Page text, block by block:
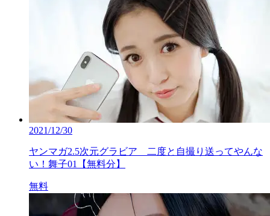
2021/12/30
ヤンマガ2.5次元グラビア 二度と自撮り送ってやんな
い！舞子01【無料分】
無料